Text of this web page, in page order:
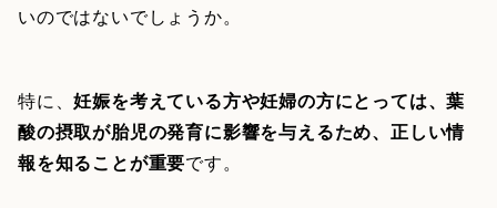
いのではないでしょうか。
特に、妊娠を考えている方や妊婦の方にとっては、葉
酸の摂取が胎児の発育に影響を与えるため、正しい情
報を知ることが重要です。